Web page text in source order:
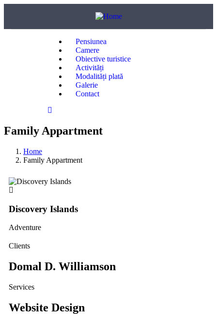
Pensiunea
Camere
Obiective turistice
Activități
Modalități plată
Galerie
Contact
Family Appartment
Home
Family Appartment
Discovery Islands
Adventure
Clients
Domal D. Williamson
Services
Website Design